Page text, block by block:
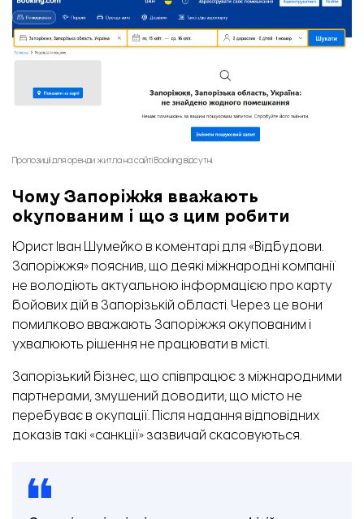
Помилка, яку показує сайт Wise запоріжцям.
Пропозиції для оренди житла на сайті Booking відсутні.
Чому Запоріжжя вважають
окупованим і що з цим робити
Юрист Іван Шумейко в коментарі для «Відбудови.
Запоріжжя» пояснив, що деякі міжнародні компанії
не володіють актуальною інформацією про карту
бойових дій в Запорізькій області. Через це вони
помилково вважають Запоріжжя окупованим і
ухвалюють рішення не працювати в місті.
Запорізький бізнес, що співпрацює з міжнародними
партнерами, змушений доводити, що місто не
перебуває в окупації. Після надання відповідних
доказів такі «санкції» зазвичай скасовуються.